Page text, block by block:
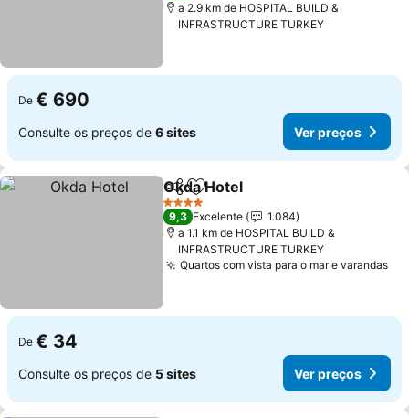
a 2.9 km de HOSPITAL BUILD &
INFRASTRUCTURE TURKEY
De € 690
Consulte os preços de 6 sites Ver preços
PartilharAdicionar aos favoritos
Okda Hotel
4 Estrelas
9,3 Excelente
1.084
a 1.1 km de HOSPITAL BUILD &
INFRASTRUCTURE TURKEY
Quartos com vista para o mar e varandas
De € 34
Consulte os preços de 5 sites Ver preços